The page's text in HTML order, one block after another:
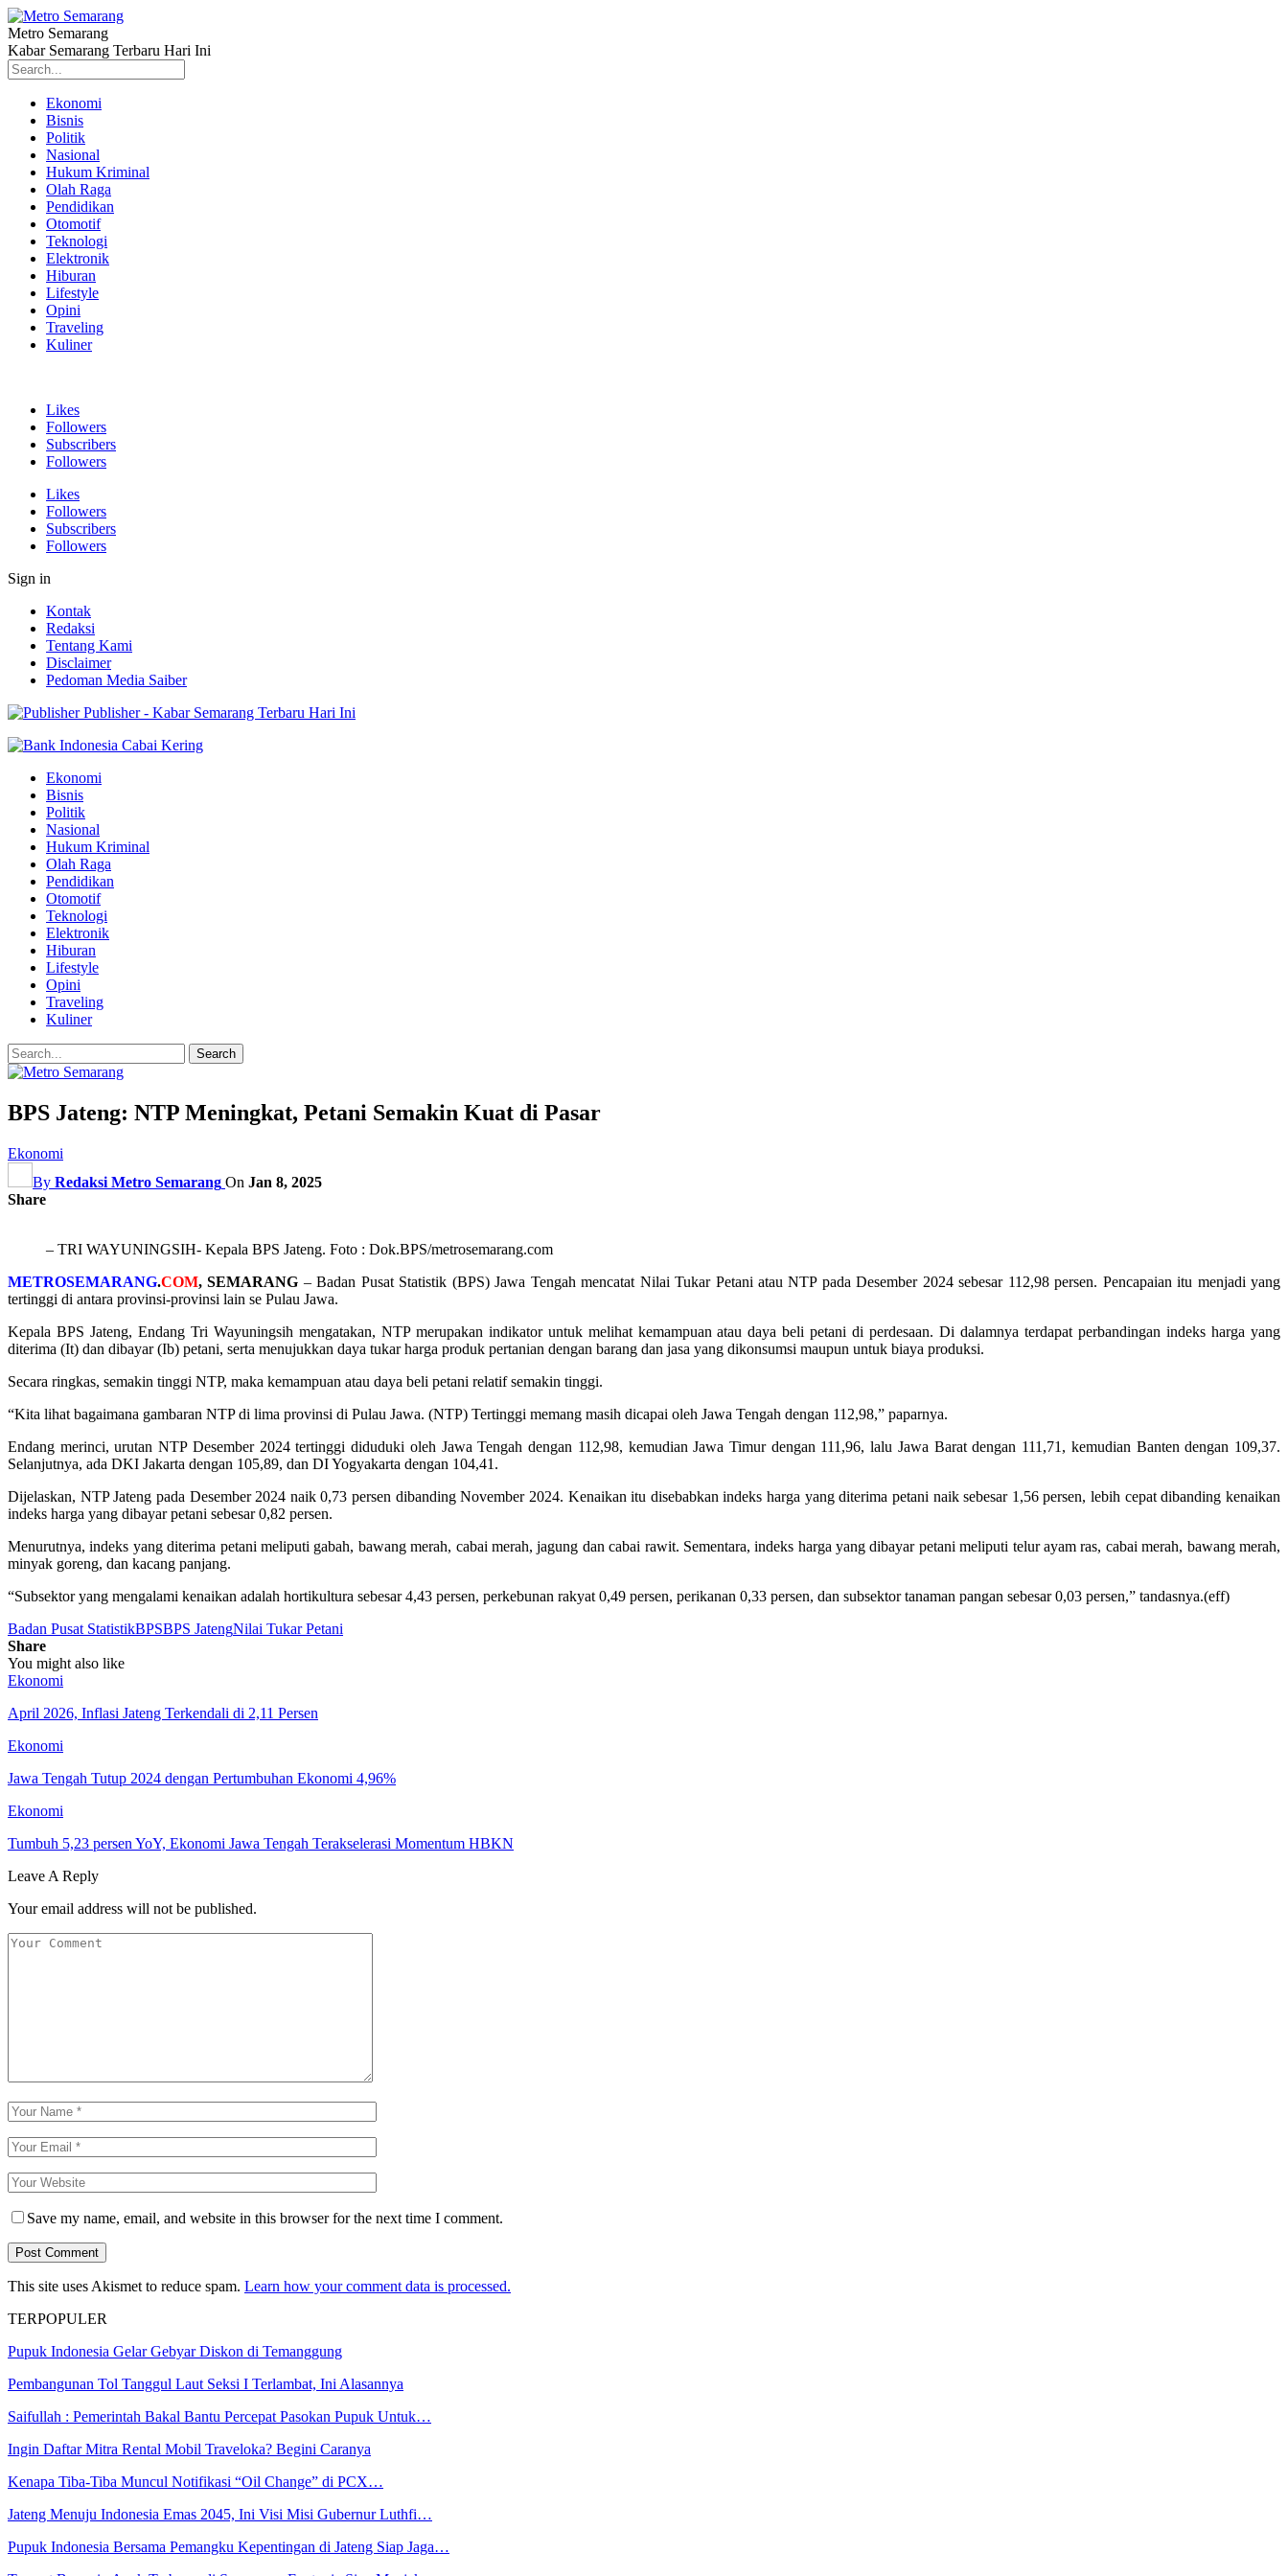
Metro Semarang
Kabar Semarang Terbaru Hari Ini
Ekonomi
Bisnis
Politik
Nasional
Hukum Kriminal
Olah Raga
Pendidikan
Otomotif
Teknologi
Elektronik
Hiburan
Lifestyle
Opini
Traveling
Kuliner
Likes
Followers
Subscribers
Followers
Likes
Followers
Subscribers
Followers
Sign in
Kontak
Redaksi
Tentang Kami
Disclaimer
Pedoman Media Saiber
Publisher - Kabar Semarang Terbaru Hari Ini
Ekonomi
Bisnis
Politik
Nasional
Hukum Kriminal
Olah Raga
Pendidikan
Otomotif
Teknologi
Elektronik
Hiburan
Lifestyle
Opini
Traveling
Kuliner
BPS Jateng: NTP Meningkat, Petani Semakin Kuat di Pasar
Ekonomi
By Redaksi Metro Semarang On Jan 8, 2025
Share
– TRI WAYUNINGSIH- Kepala BPS Jateng. Foto : Dok.BPS/metrosemarang.com
METROSEMARANG.COM, SEMARANG – Badan Pusat Statistik (BPS) Jawa Tengah mencatat Nilai Tukar Petani atau NTP pada Desember 2024 sebesar 112,98 persen. Pencapaian itu menjadi yang
tertinggi di antara provinsi-provinsi lain se Pulau Jawa.
Kepala BPS Jateng, Endang Tri Wayuningsih mengatakan, NTP merupakan indikator untuk melihat kemampuan atau daya beli petani di perdesaan. Di dalamnya terdapat perbandingan indeks harga yang
diterima (It) dan dibayar (Ib) petani, serta menujukkan daya tukar harga produk pertanian dengan barang dan jasa yang dikonsumsi maupun untuk biaya produksi.
Secara ringkas, semakin tinggi NTP, maka kemampuan atau daya beli petani relatif semakin tinggi.
“Kita lihat bagaimana gambaran NTP di lima provinsi di Pulau Jawa. (NTP) Tertinggi memang masih dicapai oleh Jawa Tengah dengan 112,98,” paparnya.
Endang merinci, urutan NTP Desember 2024 tertinggi diduduki oleh Jawa Tengah dengan 112,98, kemudian Jawa Timur dengan 111,96, lalu Jawa Barat dengan 111,71, kemudian Banten dengan 109,37.
Selanjutnya, ada DKI Jakarta dengan 105,89, dan DI Yogyakarta dengan 104,41.
Dijelaskan, NTP Jateng pada Desember 2024 naik 0,73 persen dibanding November 2024. Kenaikan itu disebabkan indeks harga yang diterima petani naik sebesar 1,56 persen, lebih cepat dibanding kenaikan
indeks harga yang dibayar petani sebesar 0,82 persen.
Menurutnya, indeks yang diterima petani meliputi gabah, bawang merah, cabai merah, jagung dan cabai rawit. Sementara, indeks harga yang dibayar petani meliputi telur ayam ras, cabai merah, bawang merah,
minyak goreng, dan kacang panjang.
“Subsektor yang mengalami kenaikan adalah hortikultura sebesar 4,43 persen, perkebunan rakyat 0,49 persen, perikanan 0,33 persen, dan subsektor tanaman pangan sebesar 0,03 persen,” tandasnya.(eff)
Badan Pusat StatistikBPSBPS JatengNilai Tukar Petani
Share
You might also like
Ekonomi
April 2026, Inflasi Jateng Terkendali di 2,11 Persen
Ekonomi
Jawa Tengah Tutup 2024 dengan Pertumbuhan Ekonomi 4,96%
Ekonomi
Tumbuh 5,23 persen YoY, Ekonomi Jawa Tengah Terakselerasi Momentum HBKN
Leave A Reply
Your email address will not be published.
Save my name, email, and website in this browser for the next time I comment.
This site uses Akismet to reduce spam. Learn how your comment data is processed.
TERPOPULER
Pupuk Indonesia Gelar Gebyar Diskon di Temanggung
Pembangunan Tol Tanggul Laut Seksi I Terlambat, Ini Alasannya
Saifullah : Pemerintah Bakal Bantu Percepat Pasokan Pupuk Untuk…
Ingin Daftar Mitra Rental Mobil Traveloka? Begini Caranya
Kenapa Tiba-Tiba Muncul Notifikasi “Oil Change” di PCX…
Jateng Menuju Indonesia Emas 2045, Ini Visi Misi Gubernur Luthfi…
Pupuk Indonesia Bersama Pemangku Kepentingan di Jateng Siap Jaga…